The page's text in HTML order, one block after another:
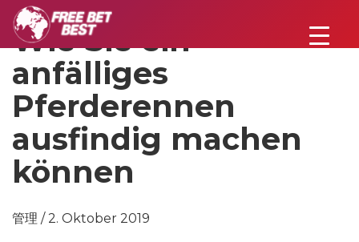
Wie Sie ein
anfälliges
Pferderennen
ausfindig machen
können
管理 / 2. Oktober 2019